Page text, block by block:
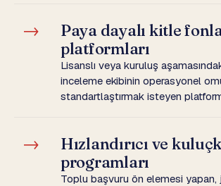
→
Paya dayalı kitle
platformları
Lisanslı veya kuruluş
inceleme ekibinin operasyonel
standartlaştırmak isteyen
→
Hızlandırıcı ve
programları
Toplu başvuru ön elemesi yapan,